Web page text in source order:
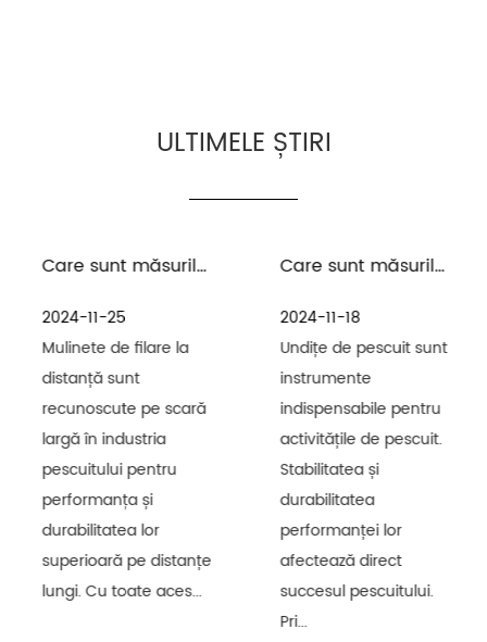
ULTIMELE ȘTIRI
Care sunt măsurile de precauție pentru întreținerea și îngrijirea mulinetelor de filare la distanță în mediul cu apă de mare
2024-11-25
Mulinete de filare la
distanță sunt
recunoscute pe scară
largă în industria
pescuitului pentru
performanța și
durabilitatea lor
superioară pe distanțe
lungi. Cu toate aces...
Care sunt măsurile de precauție pentru întreținerea uneltelor de pescuit și a undițelor de pescuit
2024-11-18
Undițe de pescuit sunt
instrumente
indispensabile pentru
activitățile de pescuit.
Stabilitatea și
durabilitatea
performanței lor
afectează direct
succesul pescuitului.
Pri...